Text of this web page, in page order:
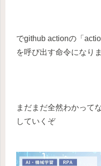
でgithub actionの「
を呼び出す命令になりま
まだまだ全然わかって
していくぞ